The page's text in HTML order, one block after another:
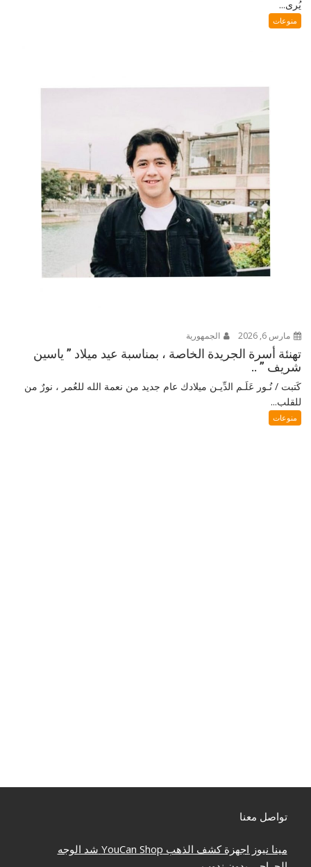
يُرى...
منوعات
مارس 6, 2026 الجمهورية
تهنئة أسرة الجريدة الخاصة ، بمناسبة عيد ميلاد ” ياسين
شريف ” ..
كَتبت / نُـور عَلَـم الدِّيـن ميلادك عام جديد من نعمة الله للعُمر ، نورٌ من
للقلب...
منوعات
تواصل معنا
مينا نيوز اجهزة كشف الذهب YouCan Shop شد الوجه